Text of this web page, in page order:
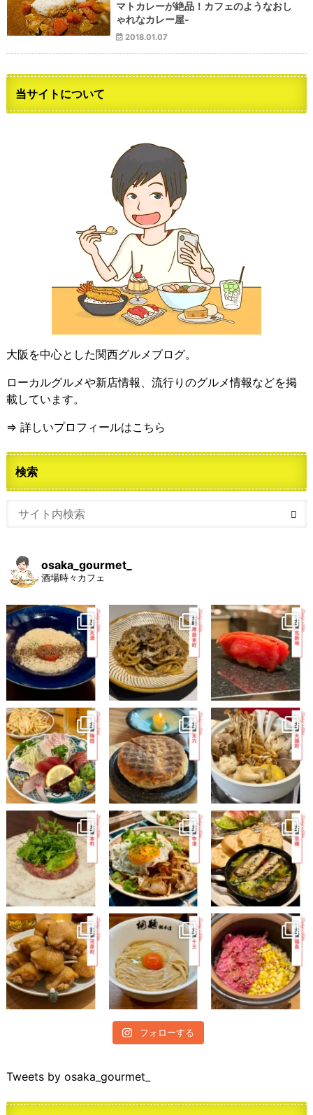
マトカレーが絶品！カフェのようなおし
ゃれなカレー屋-
2018.01.07
当サイトについて
大阪を中心とした関西グルメブログ。
ローカルグルメや新店情報、流行りのグルメ情報などを掲
載しています。
⇒ 詳しいプロフィールはこちら
検索
osaka_gourmet_
酒場時々カフェ
フォローする
Tweets by osaka_gourmet_